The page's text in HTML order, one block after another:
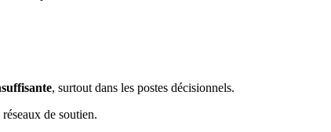
, surtout dans les postes décisionnels.
de soutien.